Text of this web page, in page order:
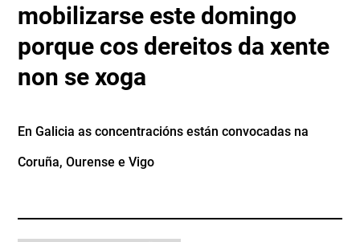
mobilizarse este domingo
porque cos dereitos da xente
non se xoga
En Galicia as concentracións están convocadas na
Coruña, Ourense e Vigo